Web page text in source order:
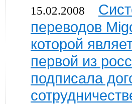
15.02.2008
переводов
которой
первой из
подписала